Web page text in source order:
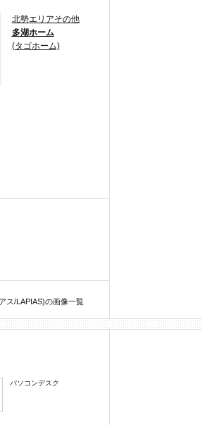
北勢エリアその他
多湖ホーム
(タゴホーム)
ス/LAPIAS)の画像一覧
パソコンデスク